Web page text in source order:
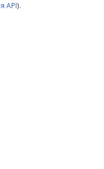
API).